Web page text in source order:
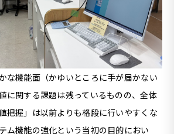
な機能面（かゆいところに手が届かない
に関する課題は残っているものの、全体
把握」は以前よりも格段に行いやすくな
ム機能の強化という当初の目的におい